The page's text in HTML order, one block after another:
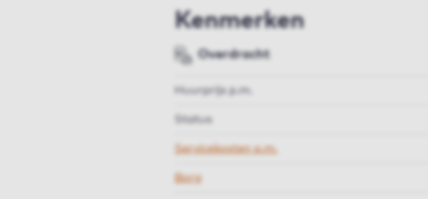
Kenmerken
Overdracht
Huurprijs p.m.
Status
Servicekosten p.m.
Borg